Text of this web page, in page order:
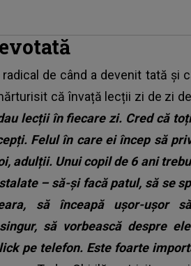
de când a devenit tată și
că învață lecții zi de zi
lecții în fiecare zi. Cred că
Felul în care ei încep să
adulții. Unui copil de 6 ani
– să-și facă patul, să se
să înceapă ușor-ușor
să vorbească despre
pe telefon. Este foarte